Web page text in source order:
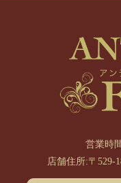
営業時
店舗住所:〒529-